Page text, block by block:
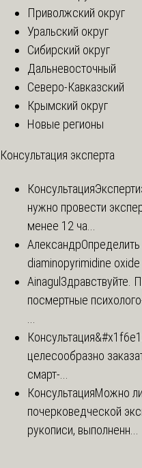
Приволжский округ
Уральский округ
Сибирский округ
Дальневосточный
Северо-Кавказский
Крымский округ
Новые регионы
Консультация эксперта
Консультация
нужно провести
менее 12 ча...
АлександрОпределить
diaminopyrimidine
Ainagul Здравствуйте.
посмертные
...
Консультация
целесообразно
смарт-...
КонсультацияМожно
почерковедческой
рукописи, выполненн...